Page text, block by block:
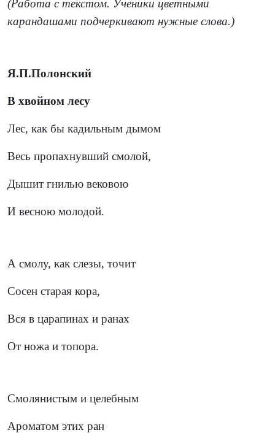
(Работа с текстом. Ученики цветными
карандашами подчеркивают нужные слова.)
Я.П.Полонский
В хвойном лесу
Лес, как бы кадильным дымом
Весь пропахнувший смолой,
Дышит гнилью вековою
И весною молодой.
А смолу, как слезы, точит
Сосен старая кора,
Вся в царапинах и ранах
От ножа и топора.
Смолянистым и целебным
Ароматом этих ран